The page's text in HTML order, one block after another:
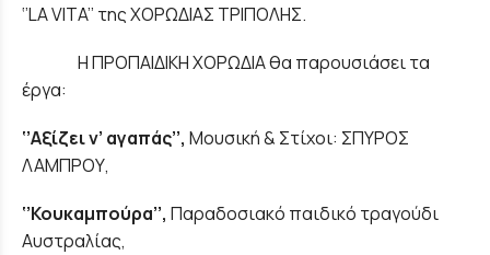
‘’LA VITA’’ της ΧΟΡΩΔΙΑΣ ΤΡΙΠΟΛΗΣ.
Η ΠΡΟΠΑΙΔΙΚΗ ΧΟΡΩΔΙΑ θα παρουσιάσει τα
έργα:
‘’Αξίζει ν’ αγαπάς’’, Μουσική & Στίχοι: ΣΠΥΡΟΣ
ΛΑΜΠΡΟΥ,
‘’Κουκαμπούρα’’, Παραδοσιακό παιδικό τραγούδι
Αυστραλίας,